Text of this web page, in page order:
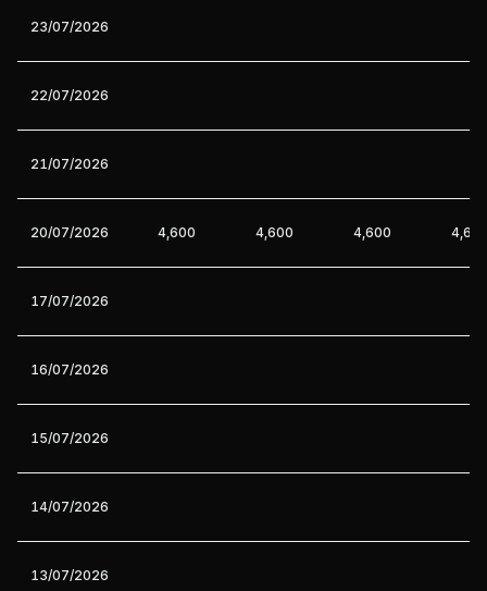
23/07/2026
22/07/2026
21/07/2026
20/07/2026 4,600 4,600 4,600
17/07/2026
16/07/2026
15/07/2026
14/07/2026
13/07/2026